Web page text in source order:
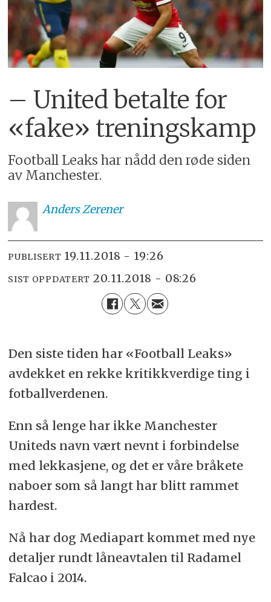
– United betalte for
«fake» treningskamp
Football Leaks har nådd den røde siden
av Manchester.
AndersZerener
PUBLISERT 19.11.2018 - 19:26
SIST OPPDATERT 20.11.2018 - 08:26
Den siste tiden har «Football Leaks»
avdekket en rekke kritikkverdige ting i
fotballverdenen.
Enn så lenge har ikke Manchester
Uniteds navn vært nevnt i forbindelse
med lekkasjene, og det er våre bråkete
naboer som så langt har blitt rammet
hardest.
Nå har dog Mediapart kommet med nye
detaljer rundt låneavtalen til Radamel
Falcao i 2014.